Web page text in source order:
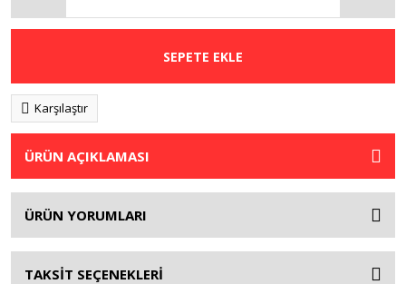
SEPETE EKLE
Karşılaştır
ÜRÜN AÇIKLAMASI
ÜRÜN YORUMLARI
TAKSİT SEÇENEKLERİ